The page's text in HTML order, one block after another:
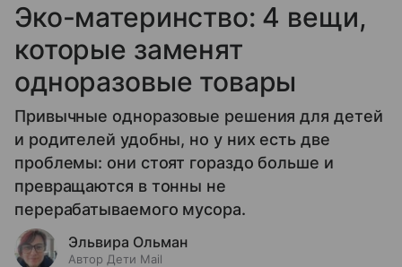
Эко-материнство: 4 вещи,
которые заменят
одноразовые товары
Привычные одноразовые решения для детей
и родителей удобны, но у них есть две
проблемы: они стоят гораздо больше и
превращаются в тонны не
перерабатываемого мусора.
Эльвира Ольман
Автор Дети Mail